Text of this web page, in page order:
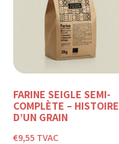
FARINE SEIGLE SEMI-
COMPLÈTE – HISTOIRE
D’UN GRAIN
€9,55 TVAC